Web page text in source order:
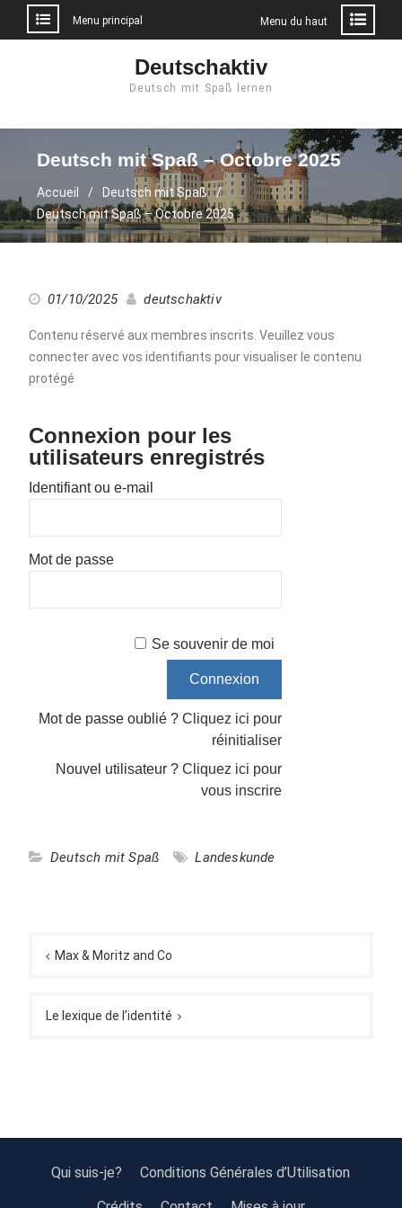
Menu principal Menu du haut
Deutschaktiv
Deutsch mit Spaß lernen
Deutsch mit Spaß – Octobre 2025
Accueil
Deutsch mit Spaß
Deutsch mit Spaß – Octobre 2025
01/10/2025 deutschaktiv
Contenu réservé aux membres inscrits. Veuillez vous
connecter avec vos identifiants pour visualiser le contenu
protégé
Connexion pour les
utilisateurs enregistrés
Identifiant ou e-mail
Mot de passe
Se souvenir de moi
Mot de passe oublié ?Cliquez ici pour
réinitialiser
Nouvel utilisateur ?Cliquez ici pour
vous inscrire
Deutsch mit Spaß Landeskunde
de Max & Moritz and Co
Le lexique de l’identité
Qui suis-je?
Conditions Générales d’Utilisation